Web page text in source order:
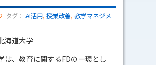
タグ： AI活用, 授業改善, 教学マネジメ
海道大学
は、教育に関するFDの一環とし